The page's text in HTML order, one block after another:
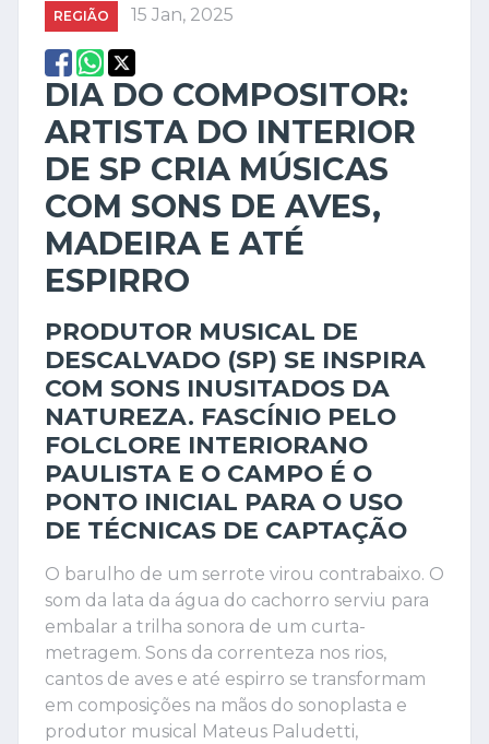
REGIÃO 15 Jan, 2025
DIA DO COMPOSITOR:
ARTISTA DO INTERIOR
DE SP CRIA MÚSICAS
COM SONS DE AVES,
MADEIRA E ATÉ
ESPIRRO
PRODUTOR MUSICAL DE
DESCALVADO (SP) SE INSPIRA
COM SONS INUSITADOS DA
NATUREZA. FASCÍNIO PELO
FOLCLORE INTERIORANO
PAULISTA E O CAMPO É O
PONTO INICIAL PARA O USO
DE TÉCNICAS DE CAPTAÇÃO
O barulho de um serrote virou contrabaixo. O
som da lata da água do cachorro serviu para
embalar a trilha sonora de um curta-
metragem. Sons da correnteza nos rios,
cantos de aves e até espirro se transformam
em composições na mãos do sonoplasta e
produtor musical Mateus Paludetti,